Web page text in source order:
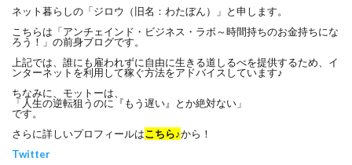
ネット暮らしの「ジロウ（旧名：わたぼん）」と申します。
こちらは「アンチェインド・ビジネス・ラボ～時間持ちのお金持ちにな
ろう！」の前身ブログです。
上記では、誰にも雇われずに自由に生きる道しるべを提供するため、イ
ンターネットを利用して稼ぐ方法をアドバイスしています♪
ちなみに、モットーは、
「人生の逆転狙うのに『もう遅い』とか絶対ない」
です。
さらに詳しいプロフィールはこちら♪から！
Twitter